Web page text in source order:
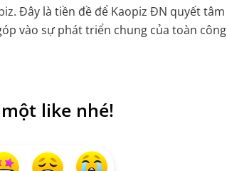
Đây là tiền đề để Kaopiz ĐN quyết tâm
vào sự phát triển chung của toàn công
like nhé!